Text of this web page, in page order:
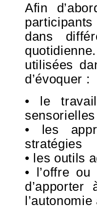
Afin
dans
utilisées
d’évoquer :
• le
sensorielles
• les
stratégies
• les outils
• l’offre